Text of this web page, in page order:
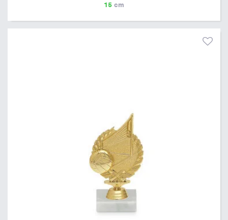
na tuto krásnou volejbalovou figurku můžete připojit v prvním
15 cm